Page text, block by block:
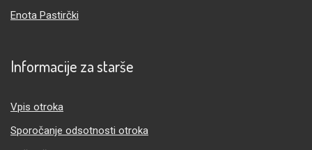
Enota Pastirčki
Informacije za starše
Vpis otroka
Sporočanje odsotnosti otroka